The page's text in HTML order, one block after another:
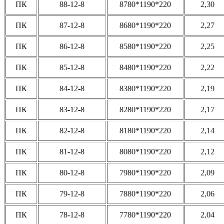
ПК 88-12-8 8780*1190*220 2,30
ПК 87-12-8 8680*1190*220 2,27
ПК 86-12-8 8580*1190*220 2,25
ПК 85-12-8 8480*1190*220 2,22
ПК 84-12-8 8380*1190*220 2,19
ПК 83-12-8 8280*1190*220 2,17
ПК 82-12-8 8180*1190*220 2,14
ПК 81-12-8 8080*1190*220 2,12
ПК 80-12-8 7980*1190*220 2,09
ПК 79-12-8 7880*1190*220 2,06
ПК 78-12-8 7780*1190*220 2,04